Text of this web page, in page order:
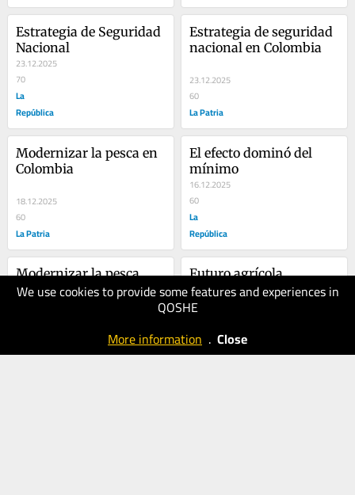
We use cookies to provide some features and experiences in
QOSHE
More information . Close
Estrategia de Seguridad
Nacional
23.12.2025
70
La
República
Estrategia de seguridad
nacional en Colombia
23.12.2025
60
La Patria
Modernizar la pesca en
Colombia
18.12.2025
60
La Patria
El efecto dominó del
mínimo
16.12.2025
60
La
República
Modernizar la pesca
10.12.2025
Futuro agrícola
09.12.2025
La Patria